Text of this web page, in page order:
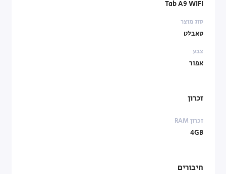
Tab A9 WIFI
סוג מוצר
טאבלט
צבע
אפור
זכרון
זכרון RAM
4GB
חיבורים